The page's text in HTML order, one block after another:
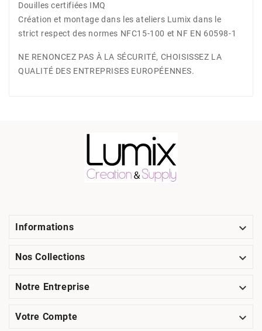
Douilles certifiées IMQ
Création et montage dans les ateliers Lumix dans le
strict respect des normes NFC15-100 et NF EN 60598-1
NE RENONCEZ PAS À LA SÉCURITÉ, CHOISISSEZ LA
QUALITÉ DES ENTREPRISES EUROPÉENNES.
Informations 
Nos Collections 
Notre Entreprise 
Votre Compte 